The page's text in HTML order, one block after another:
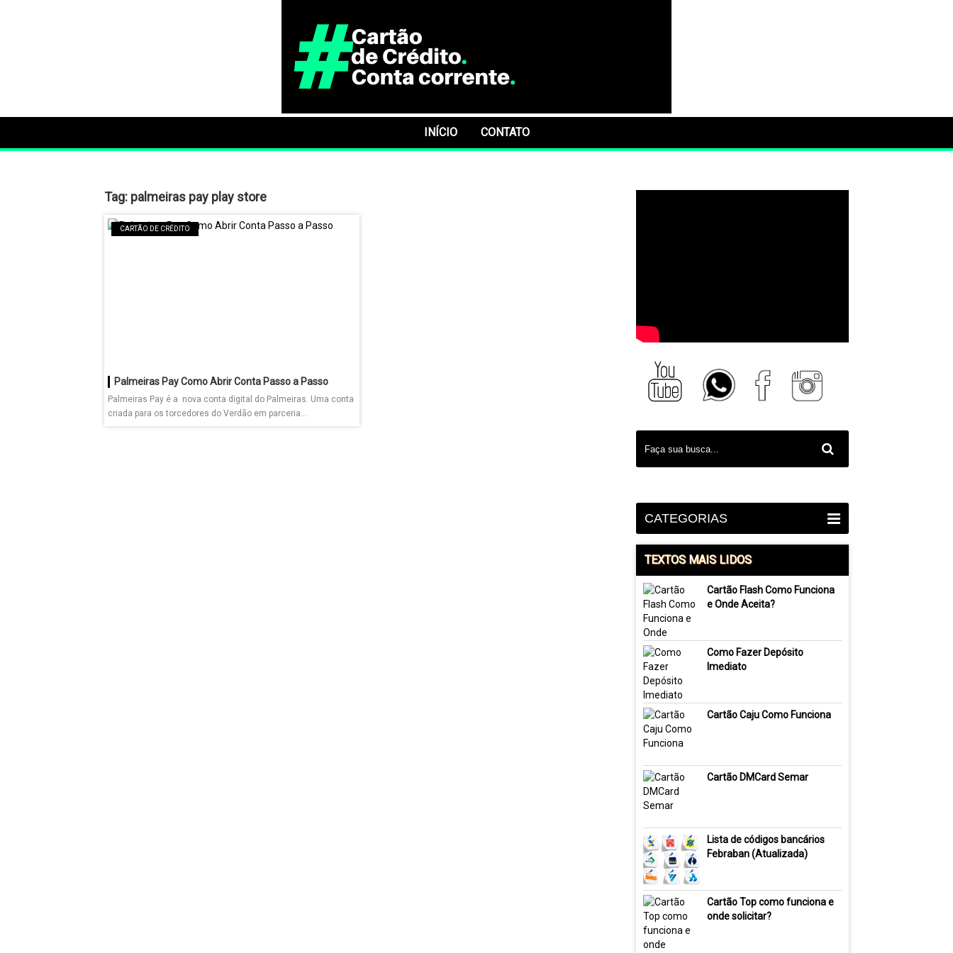
INÍCIO CONTATO
Tag: palmeiras pay play store
CARTÃO DE CRÉDITO
Palmeiras Pay Como Abrir Conta Passo a Passo
Palmeiras Pay é a nova conta digital do Palmeiras. Uma conta
criada para os torcedores do Verdão em parceria...
CATEGORIAS
TEXTOS MAIS LIDOS
Cartão Flash Como Funciona
e Onde Aceita?
Como Fazer Depósito
Imediato
Cartão Caju Como Funciona
Cartão DMCard Semar
Lista de códigos bancários
Febraban (Atualizada)
Cartão Top como funciona e
onde solicitar?